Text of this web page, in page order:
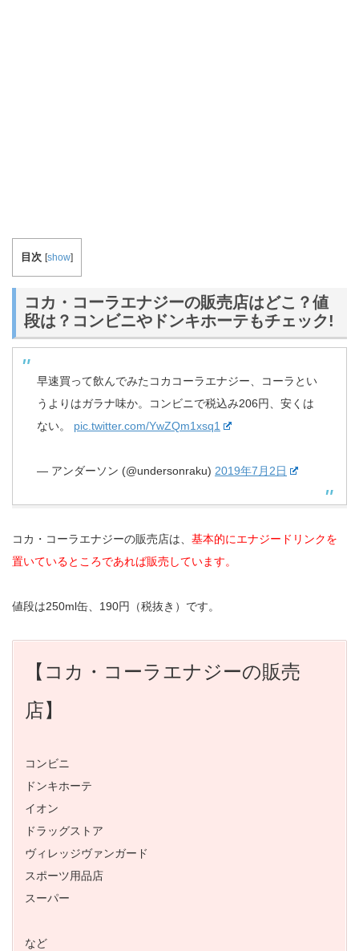
目次 [show]
コカ・コーラエナジーの販売店はどこ？値
段は？コンビニやドンキホーテもチェック!
早速買って飲んでみたコカコーラエナジー、コーラとい
うよりはガラナ味か。コンビニで税込み206円、安くは
ない。 pic.twitter.com/YwZQm1xsq1
— アンダーソン (@undersonraku) 2019年7月2日
コカ・コーラエナジーの販売店は、 基本的にエナジードリンクを
置いているところであれば販売しています。
値段は250ml缶、190円（税抜き）です。
【コカ・コーラエナジーの販売
店】
コンビニ
ドンキホーテ
イオン
ドラッグストア
ヴィレッジヴァンガード
スポーツ用品店
スーパー
など